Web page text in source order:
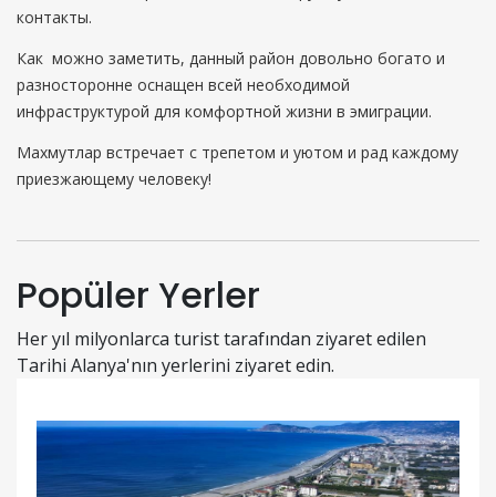
контакты.
Как можно заметить, данный район довольно богато и
разносторонне оснащен всей необходимой
инфраструктурой для комфортной жизни в эмиграции.
Махмутлар встречает с трепетом и уютом и рад каждому
приезжающему человеку!
Popüler Yerler
Her yıl milyonlarca turist tarafından ziyaret edilen
Tarihi Alanya'nın yerlerini ziyaret edin.